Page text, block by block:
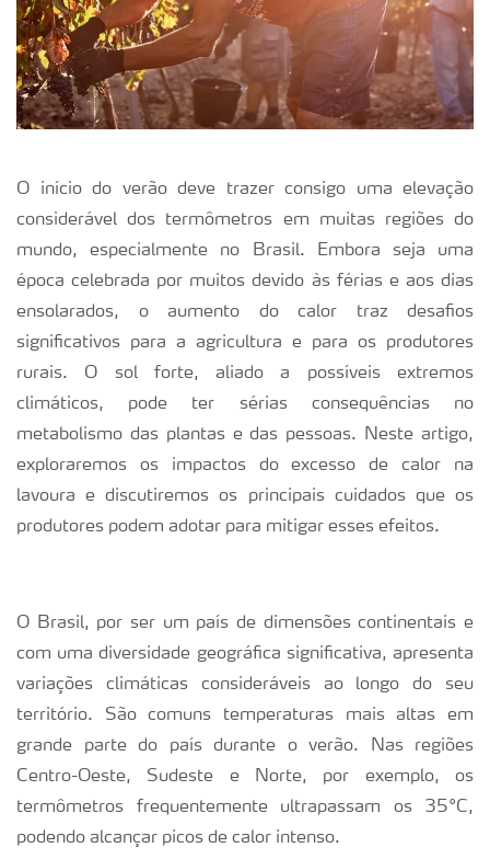
O início do verão deve trazer consigo uma elevação
considerável dos termômetros em muitas regiões do
mundo, especialmente no Brasil. Embora seja uma
época celebrada por muitos devido às férias e aos dias
ensolarados, o aumento do calor traz desafios
significativos para a agricultura e para os produtores
rurais. O sol forte, aliado a possíveis extremos
climáticos, pode ter sérias consequências no
metabolismo das plantas e das pessoas. Neste artigo,
exploraremos os impactos do excesso de calor na
lavoura e discutiremos os principais cuidados que os
produtores podem adotar para mitigar esses efeitos.
O Brasil, por ser um país de dimensões continentais e
com uma diversidade geográfica significativa, apresenta
variações climáticas consideráveis ao longo do seu
território. São comuns temperaturas mais altas em
grande parte do país durante o verão. Nas regiões
Centro-Oeste, Sudeste e Norte, por exemplo, os
termômetros frequentemente ultrapassam os 35°C,
podendo alcançar picos de calor intenso.